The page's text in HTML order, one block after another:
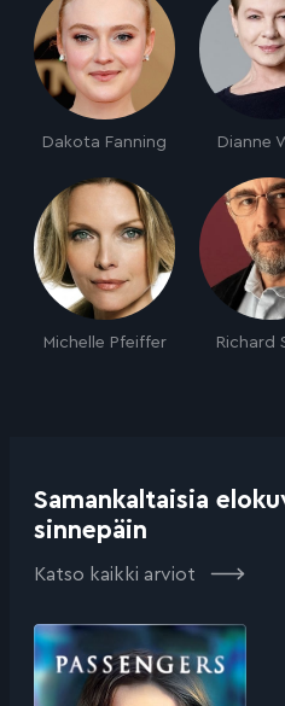
Dakota Fanning Dianne
Michelle Pfeiffer Richard
Samankaltaisia
sinnepäin
Katso kaikki arviot